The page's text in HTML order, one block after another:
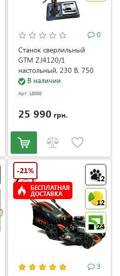
0
Станок сверлильный
GTM ZJ4120/1
настольный, 230 В, 750
Вт (ZJ4120/1)
В наличии
Арт: 18686
25 990 грн.
12
12
24
-21%
БЕСПЛАТНАЯ
ДОСТАВКА
3